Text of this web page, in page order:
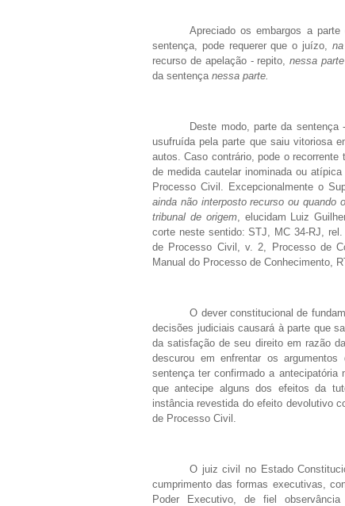
Apreciado os embargos a
sentença, pode requerer que o juízo,
recurso de apelação - repito,nessa
da sentença nessa parte.
Deste modo, parte da
usufruída pela parte que saiu vitoriosa
autos. Caso contrário, pode o
de medida cautelar inominada ou
Processo Civil. Excepcionalmente o
ainda não interposto recurso ou quando
tribunal de origem, elucidam Luiz
corte neste sentido: STJ, MC 34-RJ,
de Processo Civil, v. 2, Processo de
Manual do Processo de Conhecimento,
O dever constitucional de
decisões judiciais causará à parte que
da satisfação de seu direito em razão da
descurou em enfrentar os
sentença ter confirmado a
que antecipe alguns dos efeitos da
instância revestida do efeito devolutivo
de Processo Civil.
O juiz civil no Estado
cumprimento das formas executivas,
Poder Executivo, de fiel